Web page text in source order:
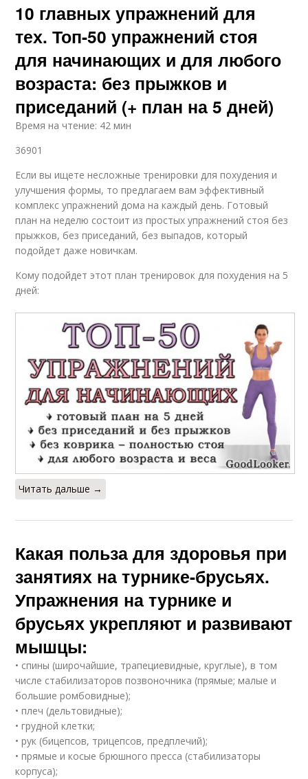
10 главных упражнений для
тех. Топ-50 упражнений стоя
для начинающих и для любого
возраста: без прыжков и
приседаний (+ план на 5 дней)
Время на чтение: 42 мин
36901
Если вы ищете несложные тренировки для похудения и
улучшения формы, то предлагаем вам эффективный
комплекс упражнений дома на каждый день. Готовый
план на неделю состоит из простых упражнений стоя без
прыжков, без приседаний, без выпадов, который
подойдет даже новичкам.
Кому подойдет этот план тренировок для похудения на 5
дней:
Читать дальше →
Какая польза для здоровья при
занятиях на турнике-брусьях.
Упражнения на турнике и
брусьях укрепляют и развивают
мышцы:
• спины (широчайшие, трапециевидные, круглые), в том
числе стабилизаторов позвоночника (прямые; малые и
большие ромбовидные);
• плеч (дельтовидные);
• грудной клетки;
• рук (бицепсов, трицепсов, предплечий);
• прямые и косые брюшного пресса (стабилизаторы
корпуса);